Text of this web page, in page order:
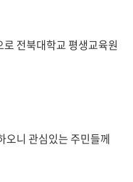
전북대학교 평생교육원
오니 관심있는 주민들께